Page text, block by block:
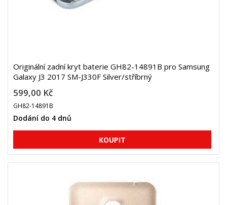
Originální zadní kryt baterie GH82-14891B pro Samsung
Galaxy J3 2017 SM-J330F Silver/stříbrný
599,00 Kč
GH82-14891B
Dodání do 4 dnů